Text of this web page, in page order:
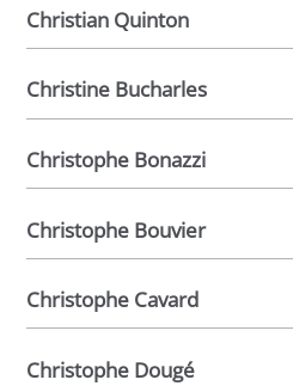
Christian Quinton
Christine Bucharles
Christophe Bonazzi
Christophe Bouvier
Christophe Cavard
Christophe Dougé